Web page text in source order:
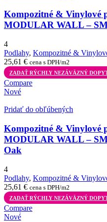
Kompozitné & Vinylové
MODULAR WALL –
4
Podlahy, Kompozitné &
25,61 € cena s DPH/m2
ZADAŤ RÝCHLY NEZÁVÄZNÝ
Compare
Nové
Pridať do obľúbených
Kompozitné & Vinylové
MODULAR WALL –
Oak
4
Podlahy, Kompozitné &
25,61 € cena s DPH/m2
ZADAŤ RÝCHLY NEZÁVÄZNÝ
Compare
Nové